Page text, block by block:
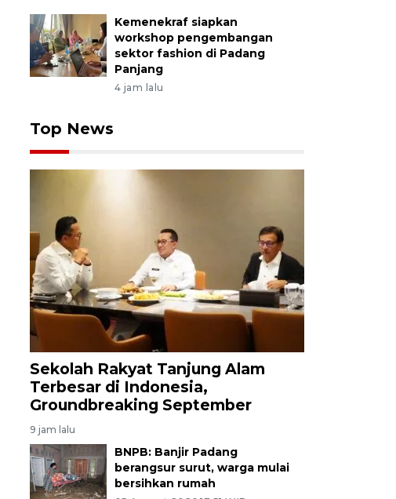
Kemenekraf siapkan
workshop pengembangan
sektor fashion di Padang
Panjang
4 jam lalu
Top News
Sekolah Rakyat Tanjung Alam
Terbesar di Indonesia,
Groundbreaking September
9 jam lalu
BNPB: Banjir Padang
berangsur surut, warga mulai
bersihkan rumah